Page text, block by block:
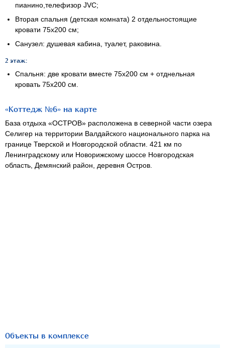
пианино,телефизор JVC;
Вторая спальня (детская комната) 2 отдельностоящие
кровати 75х200 см;
Санузел: душевая кабина, туалет, раковина.
2 этаж:
Спальня: две кровати вместе 75х200 см + отднельная
кровать 75х200 см.
«Коттедж №6» на карте
База отдыха «ОСТРОВ» расположена в северной части озера
Селигер на территории Валдайского национального парка на
границе Тверской и Новгородской области. 421 км по
Ленинградскому или Новорижскому шоссе Новгородская
область, Демянский район, деревня Остров.
Объекты в комплексе